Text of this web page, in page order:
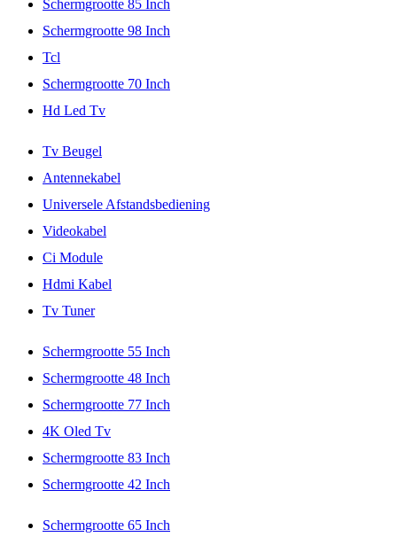
Schermgrootte 85 Inch
Schermgrootte 98 Inch
Tcl
Schermgrootte 70 Inch
Hd Led Tv
Tv Beugel
Antennekabel
Universele Afstandsbediening
Videokabel
Ci Module
Hdmi Kabel
Tv Tuner
Schermgrootte 55 Inch
Schermgrootte 48 Inch
Schermgrootte 77 Inch
4K Oled Tv
Schermgrootte 83 Inch
Schermgrootte 42 Inch
Schermgrootte 65 Inch